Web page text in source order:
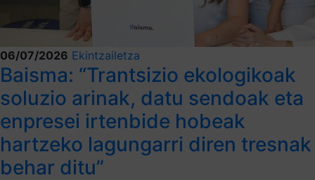
06/07/2026 Ekintzailetza
Baisma: “Trantsizio ekologikoak
soluzio arinak, datu sendoak eta
enpresei irtenbide hobeak
hartzeko lagungarri diren tresnak
behar ditu”